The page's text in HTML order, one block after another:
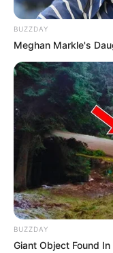
(foto:
BUZZDAY
Meghan Markle's
BUZZDAY
Giant Object Found